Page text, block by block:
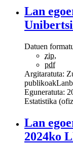
Lan
Datuen
zip,
pdf
Argitaratuta:
publikoak
Eguneratuta:
Estatistika
Lan
2024ko